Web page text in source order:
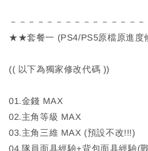
－－－－－－－－－－－－－－－
★★套餐一 (PS4/PS5原檔原進
(( 以下為獨家修改代碼 ))
01.金錢 MAX
02.主角等級 MAX
03.主角三維 MAX (預設不改!!!)
04.隊員面具經驗+背包面具經驗(